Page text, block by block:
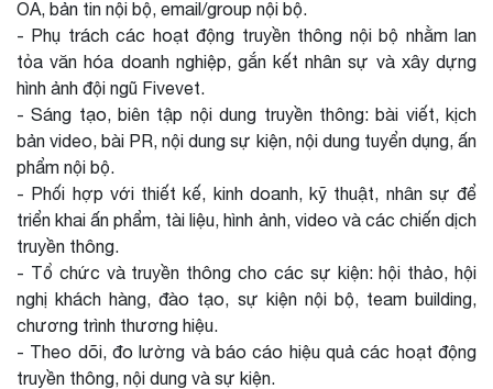
OA, bản tin nội bộ, email/group nội bộ.
- Phụ trách các hoạt động truyền thông nội bộ nhằm lan
tỏa văn hóa doanh nghiệp, gắn kết nhân sự và xây dựng
hình ảnh đội ngũ Fivevet.
- Sáng tạo, biên tập nội dung truyền thông: bài viết, kịch
bản video, bài PR, nội dung sự kiện, nội dung tuyển dụng, ấn
phẩm nội bộ.
- Phối hợp với thiết kế, kinh doanh, kỹ thuật, nhân sự để
triển khai ấn phẩm, tài liệu, hình ảnh, video và các chiến dịch
truyền thông.
- Tổ chức và truyền thông cho các sự kiện: hội thảo, hội
nghị khách hàng, đào tạo, sự kiện nội bộ, team building,
chương trình thương hiệu.
- Theo dõi, đo lường và báo cáo hiệu quả các hoạt động
truyền thông, nội dung và sự kiện.